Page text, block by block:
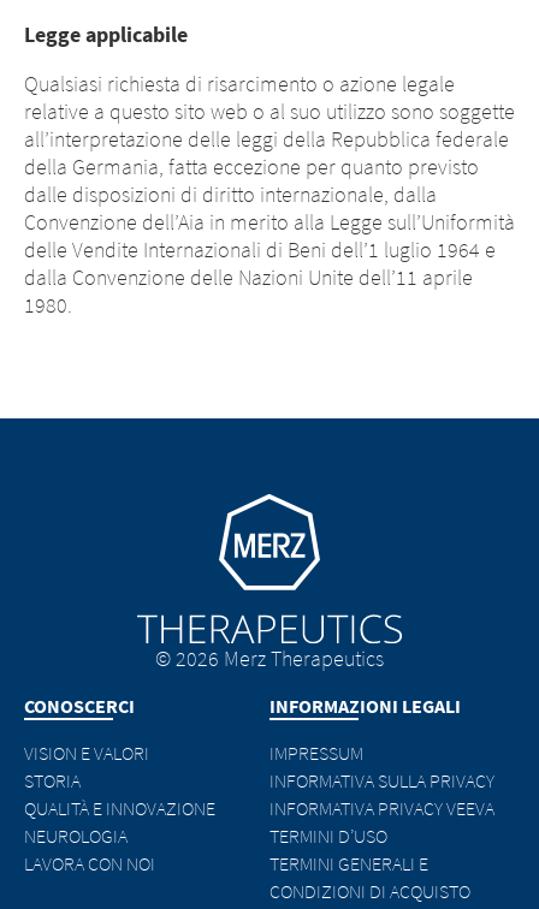
Legge applicabile
Qualsiasi richiesta di risarcimento o azione legale
relative a questo sito web o al suo utilizzo sono soggette
all’interpretazione delle leggi della Repubblica federale
della Germania, fatta eccezione per quanto previsto
dalle disposizioni di diritto internazionale, dalla
Convenzione dell’Aia in merito alla Legge sull’Uniformità
delle Vendite Internazionali di Beni dell’1 luglio 1964 e
dalla Convenzione delle Nazioni Unite dell’11 aprile
1980.
Go to homepage
© 2026 Merz Therapeutics
CONOSCERCI
VISION E VALORI
STORIA
QUALITÀ E INNOVAZIONE
NEUROLOGIA
LAVORA CON NOI
INFORMAZIONI LEGALI
IMPRESSUM
INFORMATIVA SULLA PRIVACY
INFORMATIVA PRIVACY VEEVA
TERMINI D’USO
TERMINI GENERALI E
CONDIZIONI DI ACQUISTO